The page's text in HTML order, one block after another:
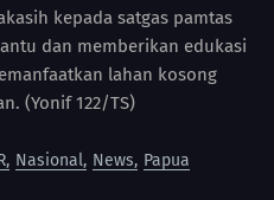
kepada satgas pamtas
dan memberikan edukasi
lahan kosong
(Yonif 122/TS)
Nasional News Papua